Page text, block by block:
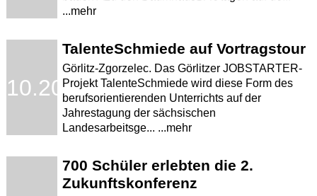
...mehr
TalenteSchmiede auf Vortragstour
Görlitz-Zgorzelec. Das Görlitzer JOBSTARTER-
Projekt TalenteSchmiede wird diese Form des
berufsorientierenden Unterrichts auf der
Jahrestagung der sächsischen
Landesarbeitsge... ...mehr
700 Schüler erlebten die 2.
Zukunftskonferenz